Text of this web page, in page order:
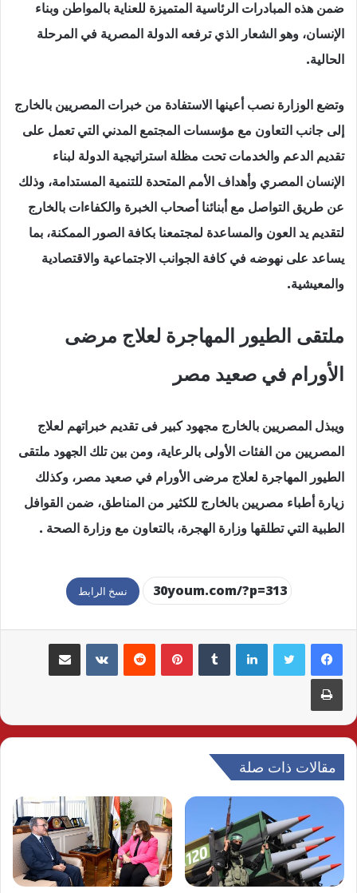
ضمن هذه المبادرات الرئاسية المتميزة للعناية بالمواطن وبناء
الإنسان، وهو الشعار الذي ترفعه الدولة المصرية في المرحلة
الحالية.
وتضع الوزارة نصب أعينها الاستفادة من خبرات المصريين بالخارج
إلى جانب التعاون مع مؤسسات المجتمع المدني التي تعمل على
تقديم الدعم والخدمات تحت مظلة استراتيجية الدولة لبناء
الإنسان المصري وأهداف الأمم المتحدة للتنمية المستدامة، وذلك
عن طريق التواصل مع أبنائنا أصحاب الخبرة والكفاءات بالخارج
لتقديم يد العون والمساعدة لمجتمعنا بكافة الصور الممكنة، بما
يساعد على نهوضه في كافة الجوانب الاجتماعية والاقتصادية
والمعيشية.
ملتقى الطيور المهاجرة لعلاج مرضى
الأورام في صعيد مصر
ويبذل المصريين بالخارج مجهود كبير فى تقديم خبراتهم لعلاج
المصريين من الفئات الأولى بالرعاية، ومن بين تلك الجهود ملتقى
الطيور المهاجرة لعلاج مرضى الأورام في صعيد مصر، وكذلك
زيارة أطباء مصريين بالخارج للكثير من المناطق، ضمن القوافل
الطبية التي تطلقها وزارة الهجرة، بالتعاون مع وزارة الصحة .
نسخ الرابط
لينكدإن بينتيريست مشاركة عبر البريد
طباعة
مقالات ذات صلة